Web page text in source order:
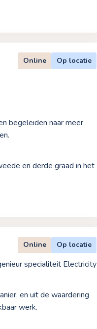
Online Op locatie
begeleiden naar meer
en derde graad in het
Online Op locatie
specialiteit Electricity
en uit de waardering
werk.